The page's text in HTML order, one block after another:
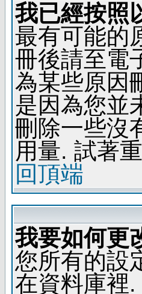
我已經按照
最有可能的
冊後請至電
為某些原因
是因為您並
刪除一些沒
用量. 試著
回頂端
我要如何更
您所有的設
在資料庫裡